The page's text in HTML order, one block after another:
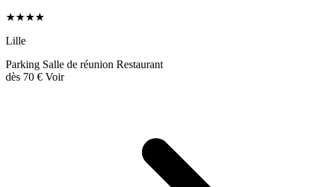
★★★★
Lille
Parking Salle de réunion Restaurant
dès 70 € Voir